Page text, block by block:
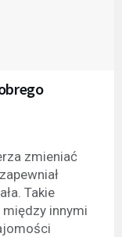
zmieniać
Takie
innymi